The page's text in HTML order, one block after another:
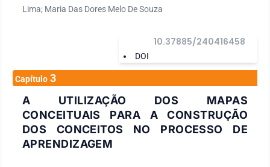
Lima; Maria Das Dores Melo De Souza
DOI
10.37885/240416458
Capítulo 3
A UTILIZAÇÃO DOS MAPAS
CONCEITUAIS PARA A CONSTRUÇÃO
DOS CONCEITOS NO PROCESSO DE
APRENDIZAGEM